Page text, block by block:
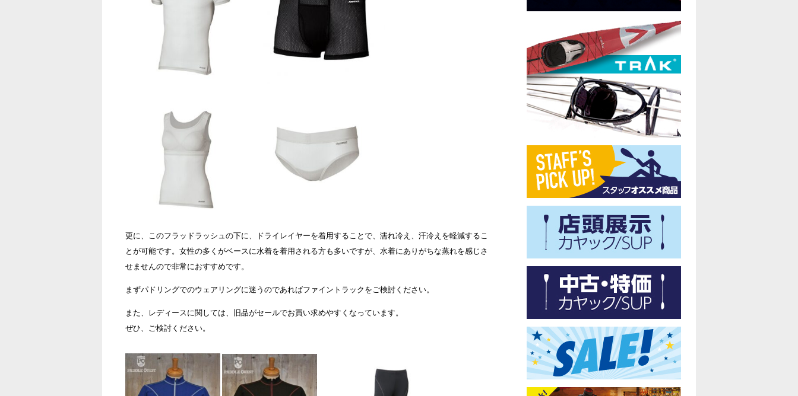
更に、このフラッドラッシュの下に、ドライレイヤーを着用することで、濡れ冷え、汗冷えを軽減するこ
とが可能です。女性の多くがベースに水着を着用される方も多いですが、水着にありがちな蒸れを感じさ
せませんので非常におすすめです。
まずパドリングでのウェアリングに迷うのであればファイントラックをご検討ください。
また、レディースに関しては、旧品がセールでお買い求めやすくなっています。
ぜひ、ご検討ください。